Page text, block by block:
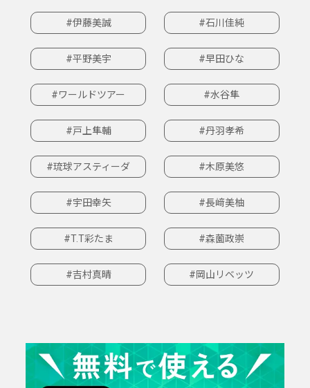
#伊藤美誠 #石川佳純
#平野美宇 #早田ひな
#ワールドツアー #水谷隼
#戸上隼輔 #丹羽孝希
#琉球アスティーダ #木原美悠
#宇田幸矢 #長﨑美柚
#T.T彩たま #森薗政崇
#吉村真晴 #岡山リベッツ